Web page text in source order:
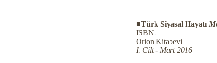
■Türk Siyasal Hayatı
ISBN:
Orion Kitabevi
I. Cilt - Mart 2016